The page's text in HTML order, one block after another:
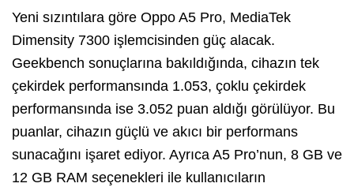
Yeni sızıntılara göre Oppo A5 Pro, MediaTek
Dimensity 7300 işlemcisinden güç alacak.
Geekbench sonuçlarına bakıldığında, cihazın tek
çekirdek performansında 1.053, çoklu çekirdek
performansında ise 3.052 puan aldığı görülüyor. Bu
puanlar, cihazın güçlü ve akıcı bir performans
sunacağını işaret ediyor. Ayrıca A5 Pro’nun, 8 GB ve
12 GB RAM seçenekleri ile kullanıcıların